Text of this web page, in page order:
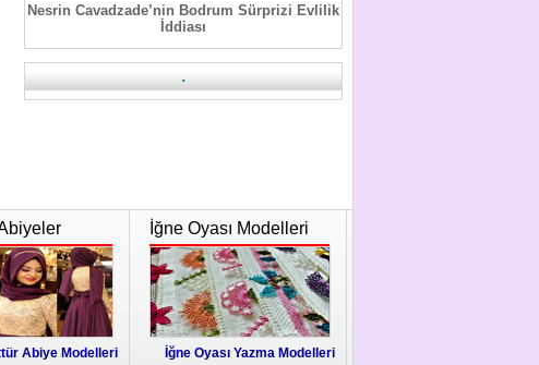
Nesrin Cavadzade’nin Bodrum Sürprizi Evlilik
İddiası
.
Abiye Modelleri
İğne Oyası Modelleri
İğne Oyası Yazma Modelleri